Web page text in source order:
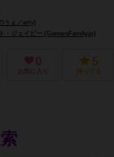
うぇ／arty)
・ジェイピー (GamersFamily.jp)
0
お気に入り
5
持ってる